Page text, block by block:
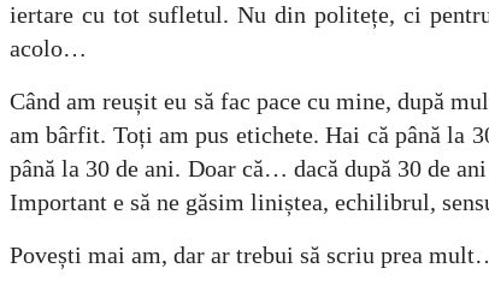
iertare cu tot sufletul. Nu din politețe, ci
acolo…
Când am reușit eu să fac pace cu mine, după
am bârfit. Toți am pus etichete. Hai că până la
până la 30 de ani. Doar că… dacă după 30 de
Important e să ne găsim liniștea, echilibrul,
Povești mai am, dar ar trebui să scriu prea